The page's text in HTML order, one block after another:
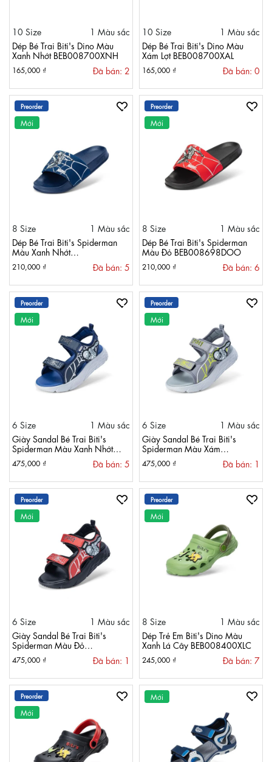
10 Size
1 Màu sắc
Dép Bé Trai Biti's Dino Màu
Xanh Nhớt BEB008700XNH
165,000 ₫ Đã bán: 2
10 Size
1 Màu sắc
Dép Bé Trai Biti's Dino Màu
Xám Lợt BEB008700XAL
165,000 ₫ Đã bán: 0
Preorder
Mới
8 Size
1 Màu sắc
Dép Bé Trai Biti's Spiderman
Màu Xanh Nhớt
210,000 ₫ Đã bán: 5
Preorder
Mới
8 Size
1 Màu sắc
Dép Bé Trai Biti's Spiderman
Màu Đỏ BEB008698DOO
210,000 ₫ Đã bán: 6
Preorder
Mới
6 Size
1 Màu sắc
Giày Sandal Bé Trai Biti's
Spiderman Màu Xanh Nhớt
BEB008598XNH
475,000 ₫ Đã bán: 5
Preorder
Mới
6 Size
1 Màu sắc
Giày Sandal Bé Trai Biti's
Spiderman Màu Xám
BEB008598XAM
475,000 ₫ Đã bán: 1
Preorder
Mới
6 Size
1 Màu sắc
Giày Sandal Bé Trai Biti's
Spiderman Màu Đỏ
BEB008598DOO
475,000 ₫ Đã bán: 1
Preorder
Mới
8 Size
1 Màu sắc
Dép Trẻ Em Biti's Dino Màu
Xanh Lá Cây BEB008400XLC
245,000 ₫ Đã bán: 7
Preorder
Mới
Mới